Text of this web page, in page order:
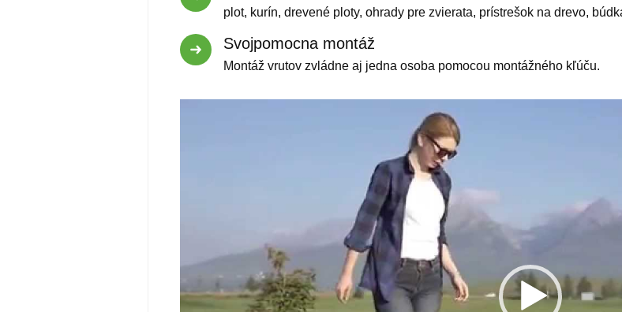
plot, kurín, drevené ploty, ohrady pre zvierata, prístrešok na drevo,
Svojpomocna montáž
Montáž vrutov zvládne aj jedna osoba pomocou montážného kľúču.